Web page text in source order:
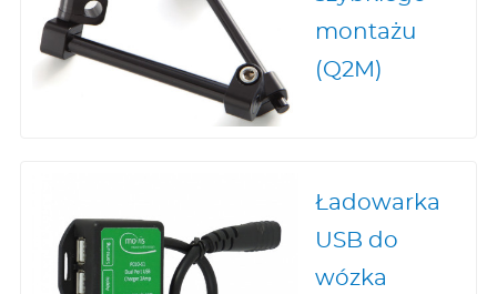
montażu
(Q2M)
Ładowarka
USB do
wózka